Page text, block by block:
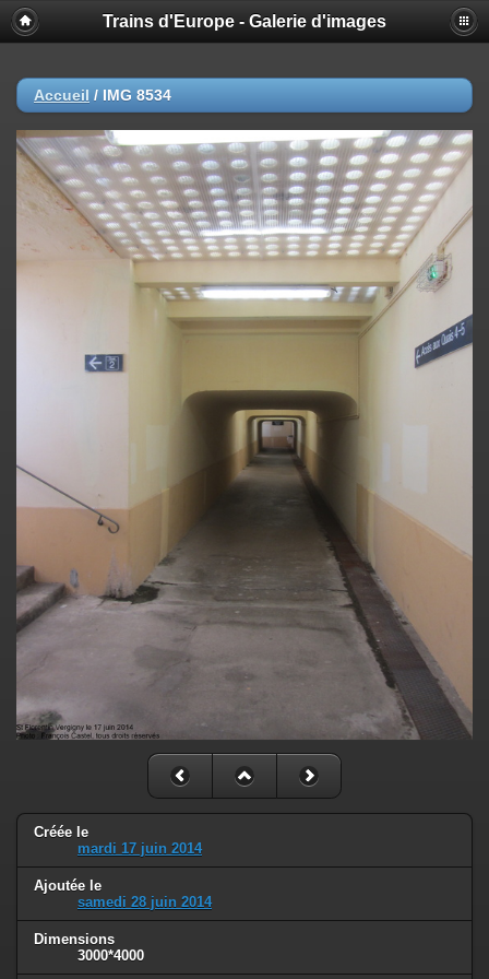
Trains d'Europe - Galerie d'images
Accueil / IMG 8534
Créée le
mardi 17 juin 2014
Ajoutée le
samedi 28 juin 2014
Dimensions
3000*4000